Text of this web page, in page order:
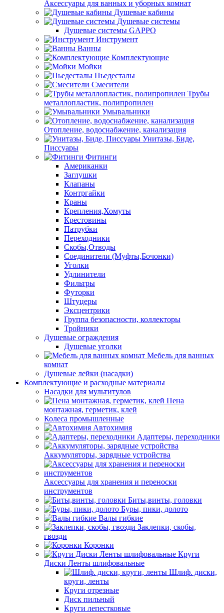
Аксессуары для ванных и уборных комнат
Душевые кабины
Душевые системы
Душевые системы GAPPO
Инструмент
Ванны
Комплектующие
Мойки
Пьедесталы
Смесители
Трубы
металлопластик, полипропилен
Умывальники
Отопление, водоснабжение, канализация
Унитазы, Биде,
Писсуары
Фитинги
Американки
Заглушки
Клапаны
Контргайки
Краны
Крепления,Хомуты
Крестовины
Патрубки
Переходники
Скобы,Отводы
Соединители (Муфты,Бочонки)
Уголки
Удлинители
Фильтры
Футорки
Штуцеры
Эксцентрики
Группа безопасности, коллекторы
Тройники
Душевые ограждения
Душевые уголки
Мебель для ванных
комнат
Душевые лейки (насадки)
Комплектующие и расходные материалы
Насадки для мультитулов
Пена
монтажная, герметик, клей
Колеса промышленные
Автохимия
Адаптеры, переходники
Аккумуляторы, зарядные устройства
Аксессуары для хранения и переноски
инструментов
Биты,винты, головки
Буры, пики, долото
Валы гибкие
Заклепки, скобы,
гвозди
Коронки
Круги
Диски Ленты шлифовальные
Шлиф. диски,
круги, ленты
Круги отрезные
Диск пильный
Круги лепестковые